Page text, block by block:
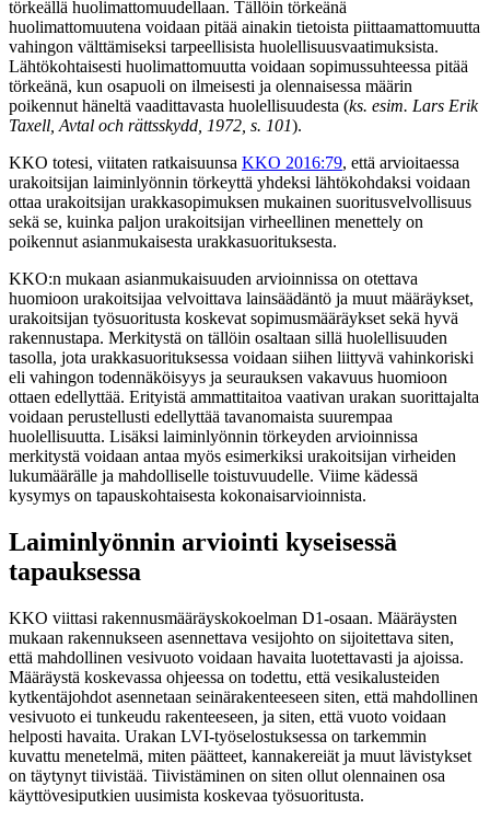
törkeällä huolimattomuudellaan. Tällöin törkeänä
huolimattomuutena voidaan pitää ainakin tietoista piittaamattomuutta
vahingon välttämiseksi tarpeellisista huolellisuusvaatimuksista.
Lähtökohtaisesti huolimattomuutta voidaan sopimussuhteessa pitää
törkeänä, kun osapuoli on ilmeisesti ja olennaisessa määrin
poikennut häneltä vaadittavasta huolellisuudesta (ks. esim. Lars Erik
Taxell, Avtal och rättsskydd, 1972, s. 101).
KKO totesi, viitaten ratkaisuunsa KKO 2016:79, että arvioitaessa
urakoitsijan laiminlyönnin törkeyttä yhdeksi lähtökohdaksi voidaan
ottaa urakoitsijan urakkasopimuksen mukainen suoritusvelvollisuus
sekä se, kuinka paljon urakoitsijan virheellinen menettely on
poikennut asianmukaisesta urakkasuorituksesta.
KKO:n mukaan asianmukaisuuden arvioinnissa on otettava
huomioon urakoitsijaa velvoittava lainsäädäntö ja muut määräykset,
urakoitsijan työsuoritusta koskevat sopimusmääräykset sekä hyvä
rakennustapa. Merkitystä on tällöin osaltaan sillä huolellisuuden
tasolla, jota urakkasuorituksessa voidaan siihen liittyvä vahinkoriski
eli vahingon todennäköisyys ja seurauksen vakavuus huomioon
ottaen edellyttää. Erityistä ammattitaitoa vaativan urakan suorittajalta
voidaan perustellusti edellyttää tavanomaista suurempaa
huolellisuutta. Lisäksi laiminlyönnin törkeyden arvioinnissa
merkitystä voidaan antaa myös esimerkiksi urakoitsijan virheiden
lukumäärälle ja mahdolliselle toistuvuudelle. Viime kädessä
kysymys on tapauskohtaisesta kokonaisarvioinnista.
Laiminlyönnin arviointi kyseisessä
tapauksessa
KKO viittasi rakennusmääräyskokoelman D1-osaan. Määräysten
mukaan rakennukseen asennettava vesijohto on sijoitettava siten,
että mahdollinen vesivuoto voidaan havaita luotettavasti ja ajoissa.
Määräystä koskevassa ohjeessa on todettu, että vesikalusteiden
kytkentäjohdot asennetaan seinärakenteeseen siten, että mahdollinen
vesivuoto ei tunkeudu rakenteeseen, ja siten, että vuoto voidaan
helposti havaita. Urakan LVI-työselostuksessa on tarkemmin
kuvattu menetelmä, miten päätteet, kannakereiät ja muut lävistykset
on täytynyt tiivistää. Tiivistäminen on siten ollut olennainen osa
käyttövesiputkien uusimista koskevaa työsuoritusta.